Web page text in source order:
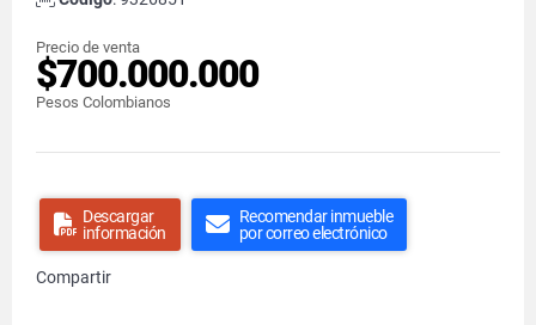
Precio de venta
$700.000.000
Pesos Colombianos
Descargar
información
Recomendar inmueble
por correo electrónico
Compartir